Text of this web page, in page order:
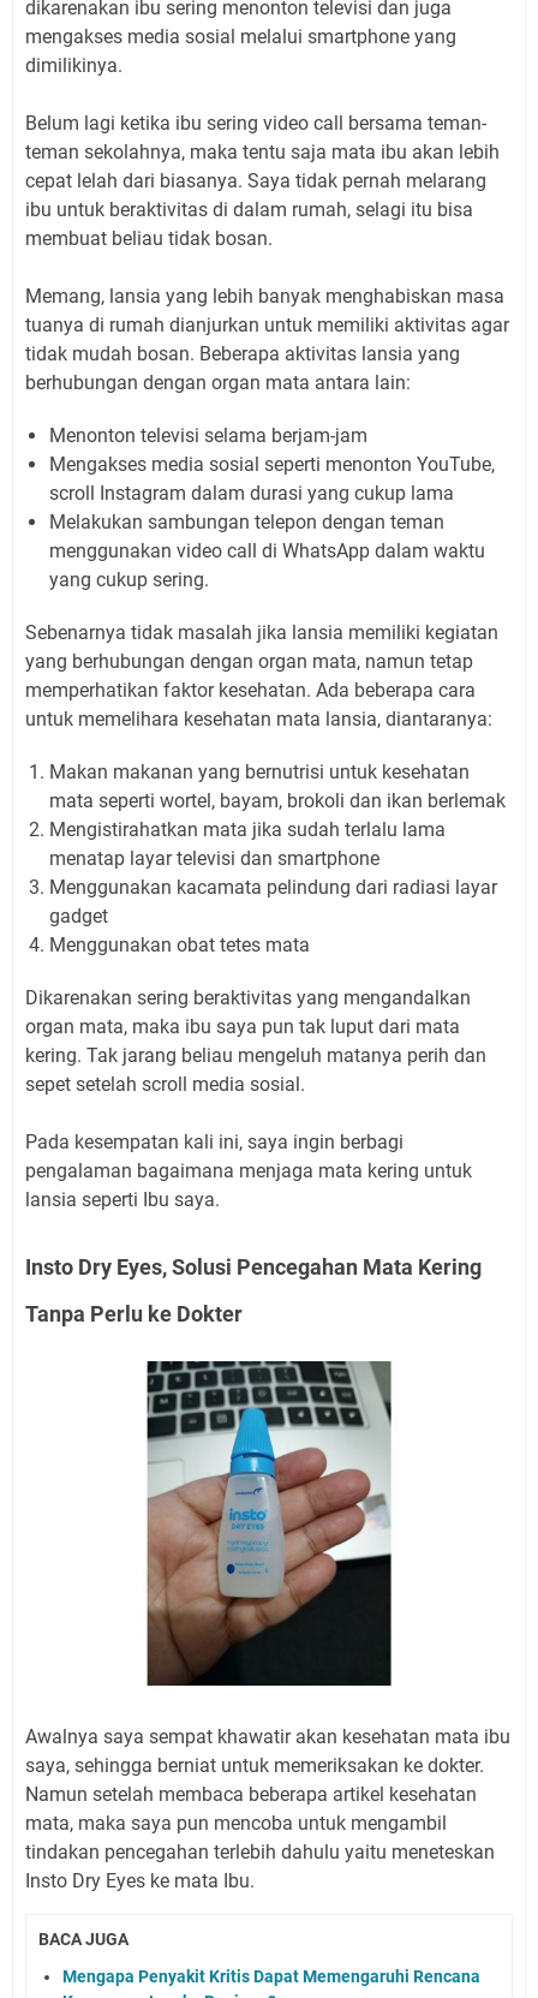
dikarenakan ibu sering menonton televisi dan juga
mengakses media sosial melalui smartphone yang
dimilikinya.
Belum lagi ketika ibu sering video call bersama teman-
teman sekolahnya, maka tentu saja mata ibu akan lebih
cepat lelah dari biasanya. Saya tidak pernah melarang
ibu untuk beraktivitas di dalam rumah, selagi itu bisa
membuat beliau tidak bosan.
Memang, lansia yang lebih banyak menghabiskan masa
tuanya di rumah dianjurkan untuk memiliki aktivitas agar
tidak mudah bosan. Beberapa aktivitas lansia yang
berhubungan dengan organ mata antara lain:
Menonton televisi selama berjam-jam
Mengakses media sosial seperti menonton YouTube,
scroll Instagram dalam durasi yang cukup lama
Melakukan sambungan telepon dengan teman
menggunakan video call di WhatsApp dalam waktu
yang cukup sering.
Sebenarnya tidak masalah jika lansia memiliki kegiatan
yang berhubungan dengan organ mata, namun tetap
memperhatikan faktor kesehatan. Ada beberapa cara
untuk memelihara kesehatan mata lansia, diantaranya:
Makan makanan yang bernutrisi untuk kesehatan
mata seperti wortel, bayam, brokoli dan ikan berlemak
Mengistirahatkan mata jika sudah terlalu lama
menatap layar televisi dan smartphone
Menggunakan kacamata pelindung dari radiasi layar
gadget
Menggunakan obat tetes mata
Dikarenakan sering beraktivitas yang mengandalkan
organ mata, maka ibu saya pun tak luput dari mata
kering. Tak jarang beliau mengeluh matanya perih dan
sepet setelah scroll media sosial.
Pada kesempatan kali ini, saya ingin berbagi
pengalaman bagaimana menjaga mata kering untuk
lansia seperti Ibu saya.
Insto Dry Eyes, Solusi Pencegahan Mata Kering
Tanpa Perlu ke Dokter
Awalnya saya sempat khawatir akan kesehatan mata ibu
saya, sehingga berniat untuk memeriksakan ke dokter.
Namun setelah membaca beberapa artikel kesehatan
mata, maka saya pun mencoba untuk mengambil
tindakan pencegahan terlebih dahulu yaitu meneteskan
Insto Dry Eyes ke mata Ibu.
BACA JUGA
Mengapa Penyakit Kritis Dapat Memengaruhi Rencana